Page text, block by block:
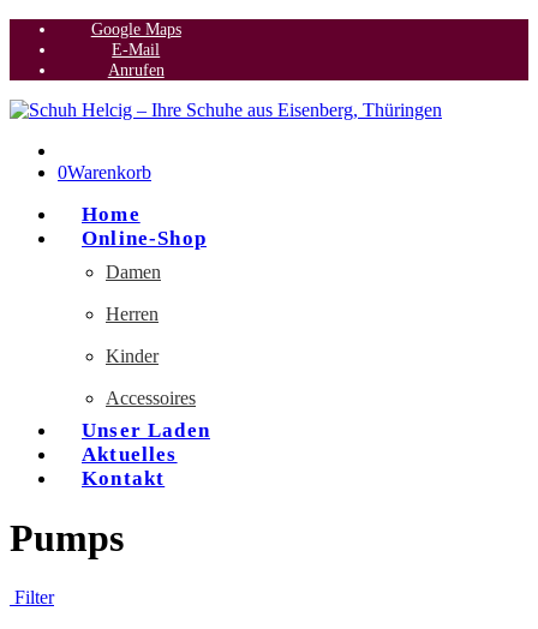
Google Maps
E-Mail
Anrufen
0Warenkorb
Home
Online-Shop
Damen
Herren
Kinder
Accessoires
Unser Laden
Aktuelles
Kontakt
Pumps
Filter